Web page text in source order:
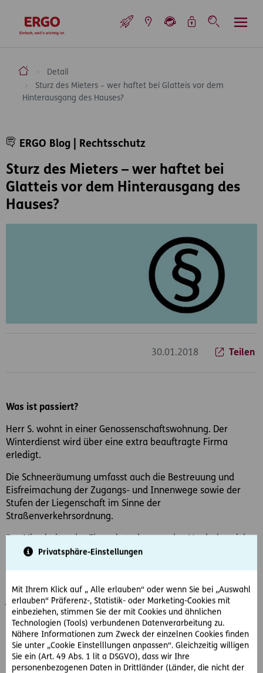
Privatsphäre-Einstellungen
Mit Ihrem Klick auf „ Alle erlauben“ oder wenn Sie bei „Auswahl
erlauben“ Präferenz-, Statistik- oder Marketing-Cookies mit
einbeziehen, stimmen Sie der mit Cookies und ähnlichen
Technologien (Tools) verbundenen Datenverarbeitung zu.
Nähere Informationen zum Zweck der einzelnen Cookies finden
Sie unter „Cookie Einstelllungen anpassen“. Gleichzeitig willigen
Sie ein (Art. 49 Abs. 1 lit a DSGVO), dass wir Ihre
personenbezogenen Daten in Drittländer (Länder, die nicht der
zur Startseite
ERGO Versicherung Aktiengesellschaft
Detail
Sturz des Mieters – wer haftet bei Glatteis vor dem
Hinterausgang des Hauses?
Sturz des Mieters – wer haftet bei
Glatteis vor dem Hinterausgang des
Hauses?
ERGO Blog | Rechtsschutz
30.01.2018 Teilen
Was ist passiert?
Herr S. wohnt in einer Genossenschaftswohnung. Der
Winterdienst wird über eine extra beauftragte Firma
erledigt.
Die Schneeräumung umfasst auch die Bestreuung und
Eisfreimachung der Zugangs- und Innenwege sowie der
Stufen der Liegenschaft im Sinne der
Straßenverkehrsordnung.
Der Mitarbeiter der Firma hat aber nur den Vorderbereich
der Liegenschaft bestreut, sodass sich im Bereich der
Herr S. kommt dort zu Sturz und verletzt sich. Er möchte
jetzt EUR 5.580,- Schmerzengeld und Schadenersatz haben.
Er klagt die Firma direkt. Ist das möglich?
So hat der OGH entschieden:
Der OGH verneint das.